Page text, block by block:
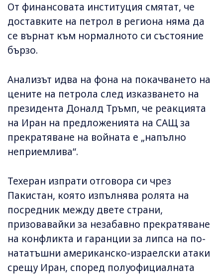
От финансовата институция смятат, че
доставките на петрол в региона няма да
се върнат към нормалното си състояние
бързо.
Анализът идва на фона на покачването на
цените на петрола след изказването на
президента Доналд Тръмп, че реакцията
на Иран на предложенията на САЩ за
прекратяване на войната е „напълно
неприемлива“.
Техеран изпрати отговора си чрез
Пакистан, която изпълнява ролята на
посредник между двете страни,
призовавайки за незабавно прекратяване
на конфликта и гаранции за липса на по-
нататъшни американско-израелски атаки
срещу Иран, според полуофициалната